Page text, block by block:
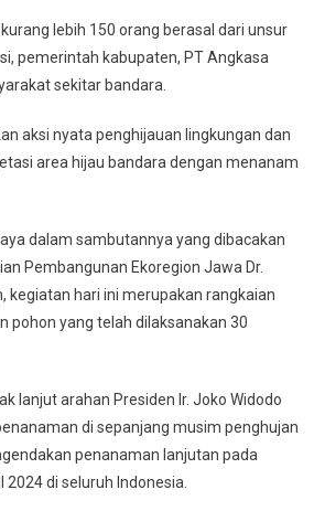
lebih 150 orang berasal dari unsur
pemerintah kabupaten, PT Angkasa
sekitar bandara.
aksi nyata penghijauan lingkungan dan
area hijau bandara dengan menanam
dalam sambutannya yang dibacakan
Pembangunan Ekoregion Jawa Dr.
kegiatan hari ini merupakan rangkaian
pohon yang telah dilaksanakan 30
lanjut arahan Presiden Ir. Joko Widodo
di sepanjang musim penghujan
penanaman lanjutan pada
di seluruh Indonesia.